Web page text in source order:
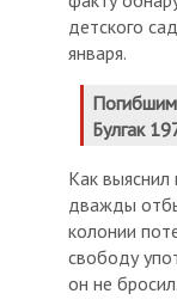
детского
января.
Булгак
Как выяснил
дважды
колонии
свободу
он не бросил.